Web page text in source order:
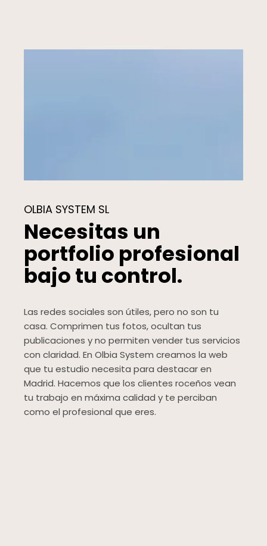
OLBIA SYSTEM SL
Necesitas un
portfolio profesional
bajo tu control.
Las redes sociales son útiles, pero no son tu
casa. Comprimen tus fotos, ocultan tus
publicaciones y no permiten vender tus servicios
con claridad. En Olbia System creamos la web
que tu estudio necesita para destacar en
Madrid. Hacemos que los clientes roceños vean
tu trabajo en máxima calidad y te perciban
como el profesional que eres.